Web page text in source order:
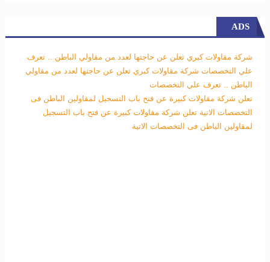
ADS
شركة مقاولات كبري تعلن عن حاجتها لعدد من مقاولي الباطن .. تعرف
علي التخصصات شركة مقاولات كبري تعلن عن حاجتها لعدد من مقاولي
الباطن .. تعرف علي التخصصات
تعلن شركة مقاولات كبيرة عن فتح باب التسجيل لمقاولين الباطن فى
التخصصات الاتية تعلن شركة مقاولات كبيرة عن فتح باب التسجيل
لمقاولين الباطن فى التخصصات الاتية